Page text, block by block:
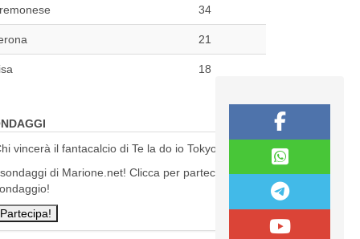
34
21
18
vincerà il fantacalcio di Te la do io Tokyo?
di Marione.net! Clicca per partecipare al